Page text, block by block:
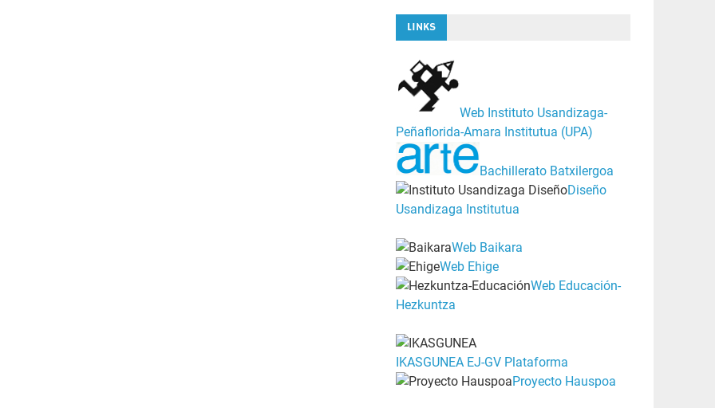
LINKS
Web Instituto Usandizaga-
Peñaflorida-Amara Institutua (UPA)
Bachillerato Batxilergoa
Diseño
Usandizaga Institutua
Web Baikara
Web Ehige
Web Educación-
Hezkuntza
IKASGUNEA EJ-GV Plataforma
Proyecto Hauspoa